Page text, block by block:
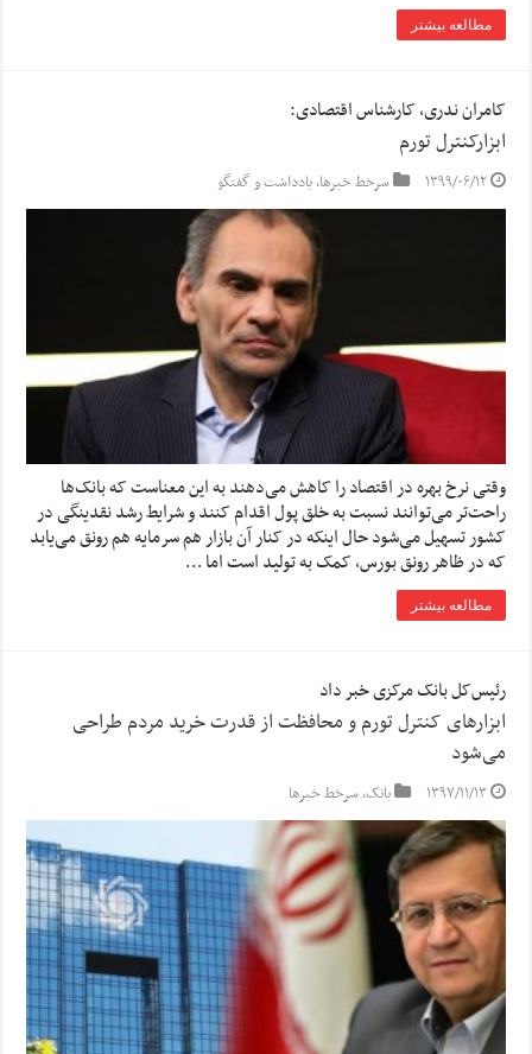
مطالعه بیشتر
کامران ندری، کارشناس اقتصادی:
ابزارکنترل تورم
۱۳۹۹/۰۶/۱۲ سرخط خبرها,یادداشت و گفتگو
وقتی نرخ بهره در اقتصاد را کاهش می‌دهند به این معناست که بانک‌ها
راحت‌تر می‌توانند نسبت به خلق پول اقدام کنند و شرایط رشد نقدینگی در
کشور تسهیل می‌شود حال اینکه در کنار آن بازار هم سرمایه هم رونق می‌یابد
که در ظاهر رونق بورس، کمک به تولید است اما …
مطالعه بیشتر
رئیس‌کل بانک مرکزی خبر داد
ابزارهای کنترل تورم و محافظت از قدرت خرید مردم طراحی
می‌شود
۱۳۹۷/۱۱/۱۳ بانک,سرخط خبرها